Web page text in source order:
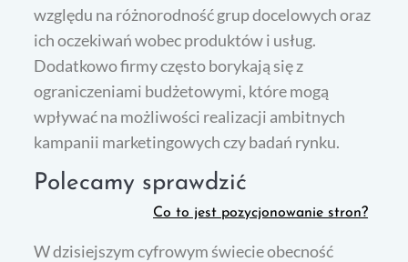
względu na różnorodność grup docelowych oraz
ich oczekiwań wobec produktów i usług.
Dodatkowo firmy często borykają się z
ograniczeniami budżetowymi, które mogą
wpływać na możliwości realizacji ambitnych
kampanii marketingowych czy badań rynku.
Polecamy sprawdzić
Co to jest pozycjonowanie stron?
W dzisiejszym cyfrowym świecie obecność